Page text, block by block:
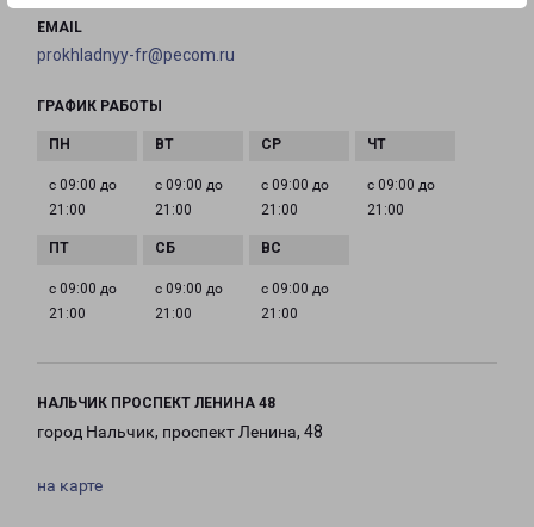
EMAIL
prokhladnyy-fr@pecom.ru
ГРАФИК РАБОТЫ
с 09:00 до
21:00
с 09:00 до
21:00
с 09:00 до
21:00
с 09:00 до
21:00
с 09:00 до
21:00
с 09:00 до
21:00
с 09:00 до
21:00
НАЛЬЧИК ПРОСПЕКТ ЛЕНИНА 48
город Нальчик, проспект Ленина, 48
на карте